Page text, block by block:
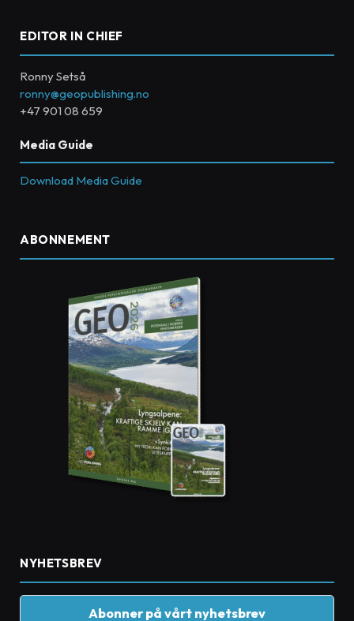
EDITOR IN CHIEF
Ronny Setså
ronny@geopublishing.no
+47 901 08 659
Media Guide
Download Media Guide
ABONNEMENT
NYHETSBREV
Abonner på vårt nyhetsbrev